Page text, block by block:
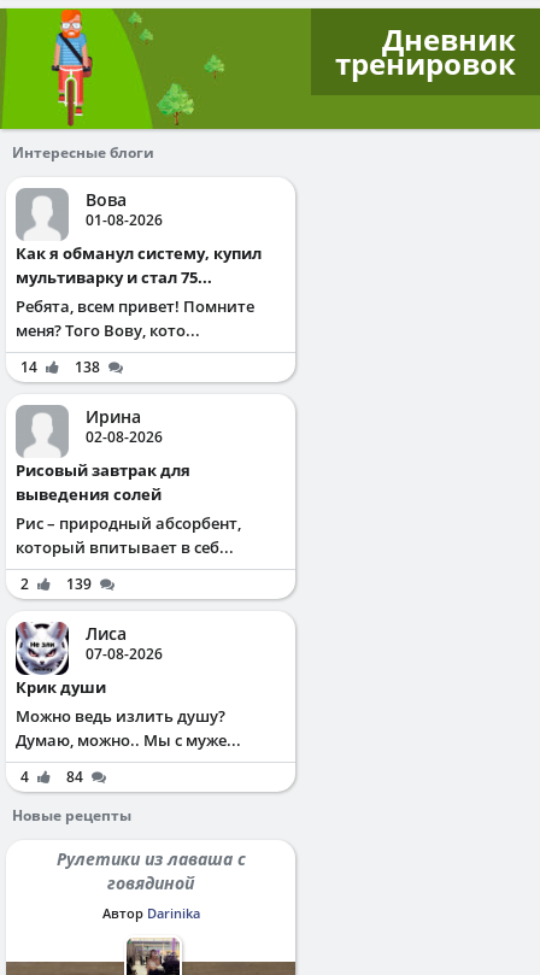
Дневник
тренировок
Интересные блоги
Вова
01-08-2026
Как я обманул систему, купил
мультиварку и стал 75...
Ребята, всем привет! Помните
меня? Того Вову, кото...
14 138
Ирина
02-08-2026
Рисовый завтрак для
выведения солей
Рис – природный абсорбент,
который впитывает в себ...
2 139
Лиса
07-08-2026
Крик души
Можно ведь излить душу?
Думаю, можно.. Мы с муже...
4
84
Новые рецепты
Рулетики из лаваша с
говядиной
Автор Darinika